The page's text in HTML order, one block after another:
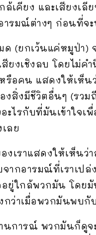
เคียง และเสียงเลี
รมณ์ต่างๆ ก่อนที่จะ
(ยกเว้นแค่หมูป่า)
ยงเชิงลบ โดยไม่คำ
รือคน แสดงให้เห็น
งสิ่งมีชีวิตอื่นๆ (รวม
ะไรกับที่มันเข้าใจเ
ลย
งเราแสดงให้เห็นว่
ากอารมณ์ที่เราเปล่
อยู่ใกล้พวกมัน โดยมั
กว่าเมื่อพวกมันพบกั
นการณ์ พวกมันก็ดูจ